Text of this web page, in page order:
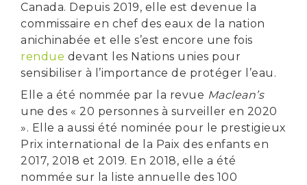
Canada. Depuis 2019, elle est devenue la
commissaire en chef des eaux de la nation
anichinabée et elle s’est encore une fois
rendue devant les Nations unies pour
sensibiliser à l’importance de protéger l’eau.
Elle a été nommée par la revue Maclean’s
une des « 20 personnes à surveiller en 2020
». Elle a aussi été nominée pour le prestigieux
Prix international de la Paix des enfants en
2017, 2018 et 2019. En 2018, elle a été
nommée sur la liste annuelle des 100